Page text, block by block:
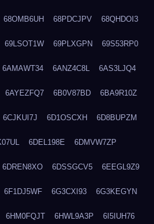
68OMB6UH 68PDCJPV 68QHDOI3
69LSOT1W 69PLXGPN 69S53RP0
6AMAWT34 6ANZ4C8L 6AS3LJQ4
6AYEZFQ7 6B0V87BD 6BA9R10Z
6CJKUI7J 6D1OSCXH 6D8BUPZM
6DEL198E 6DMVW7ZP
6DREN8XO 6DSSGCV5 6EEGL9Z9
6F1DJ5WF 6G3CXI93 6G3KEGYN
6HM0FQJT 6HWL9A3P 6I5IUH76